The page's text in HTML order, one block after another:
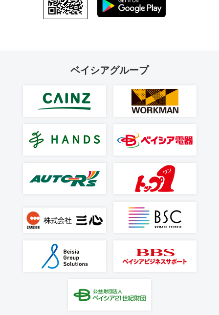
ベイシアグループ